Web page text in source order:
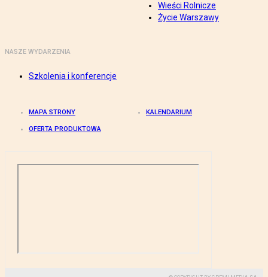
Wieści Rolnicze
Życie Warszawy
NASZE WYDARZENIA
Szkolenia i konferencje
MAPA STRONY KALENDARIUM
OFERTA PRODUKTOWA